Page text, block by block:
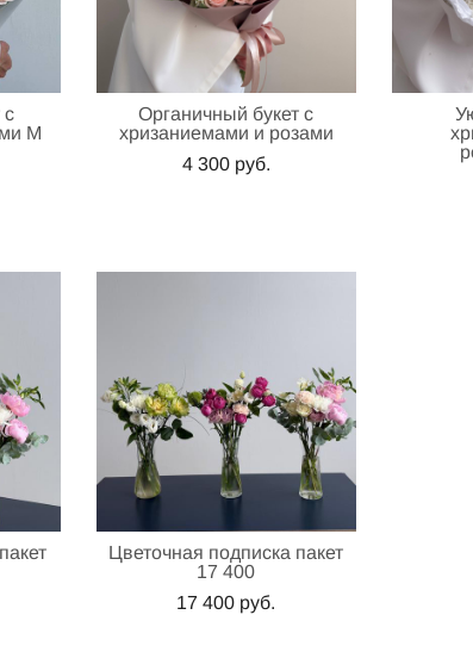
с
M
Органичный букет с
хризаниемами и розами
4 300 pуб.
Цветочная подписка пакет
17 400
17 400 pуб.